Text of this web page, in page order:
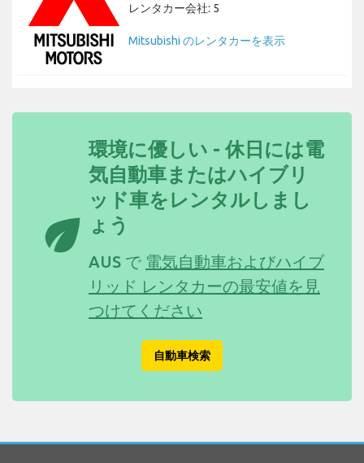
レンタカー会社: 5
Mitsubishi のレンタカーを表示
eco
環境に優しい - 休日には電
気自動車またはハイブリ
ッド車をレンタルしまし
ょう
AUS で 電気自動車およびハイブ
リッド レンタカーの最安値を見
つけてください
自動車検索